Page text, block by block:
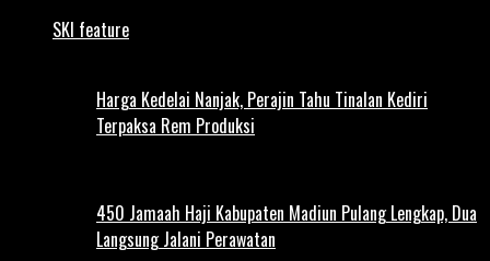
SKI feature
Harga Kedelai Nanjak, Perajin Tahu Tinalan Kediri
Terpaksa Rem Produksi
450 Jamaah Haji Kabupaten Madiun Pulang Lengkap, Dua
Langsung Jalani Perawatan